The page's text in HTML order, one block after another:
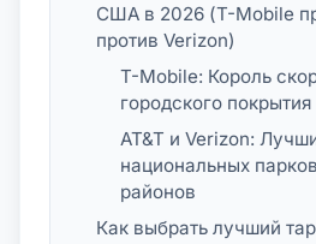
США в 2026 (T-Mobile
против Verizon)
T-Mobile: Король
городского покрытия
AT&T и Verizon:
национальных
районов
Как выбрать лучший